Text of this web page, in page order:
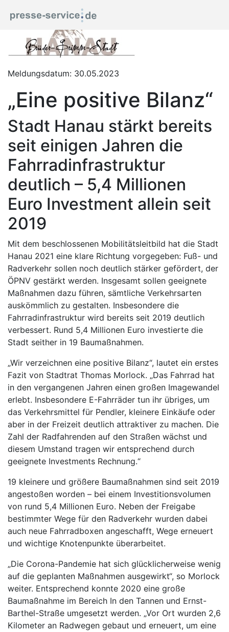
Meldungsdatum: 30.05.2023
„Eine positive Bilanz“
Stadt Hanau stärkt bereits
seit einigen Jahren die
Fahrradinfrastruktur
deutlich – 5,4 Millionen
Euro Investment allein seit
2019
Mit dem beschlossenen Mobilitätsleitbild hat die Stadt
Hanau 2021 eine klare Richtung vorgegeben: Fuß- und
Radverkehr sollen noch deutlich stärker gefördert, der
ÖPNV gestärkt werden. Insgesamt sollen geeignete
Maßnahmen dazu führen, sämtliche Verkehrsarten
auskömmlich zu gestalten. Insbesondere die
Fahrradinfrastruktur wird bereits seit 2019 deutlich
verbessert. Rund 5,4 Millionen Euro investierte die
Stadt seither in 19 Baumaßnahmen.
„Wir verzeichnen eine positive Bilanz“, lautet ein erstes
Fazit von Stadtrat Thomas Morlock. „Das Fahrrad hat
in den vergangenen Jahren einen großen Imagewandel
erlebt. Insbesondere E-Fahrräder tun ihr übriges, um
das Verkehrsmittel für Pendler, kleinere Einkäufe oder
aber in der Freizeit deutlich attraktiver zu machen. Die
Zahl der Radfahrenden auf den Straßen wächst und
diesem Umstand tragen wir entsprechend durch
geeignete Investments Rechnung.“
19 kleinere und größere Baumaßnahmen sind seit 2019
angestoßen worden – bei einem Investitionsvolumen
von rund 5,4 Millionen Euro. Neben der Freigabe
bestimmter Wege für den Radverkehr wurden dabei
auch neue Fahrradboxen angeschafft, Wege erneuert
und wichtige Knotenpunkte überarbeitet.
„Die Corona-Pandemie hat sich glücklicherweise wenig
auf die geplanten Maßnahmen ausgewirkt“, so Morlock
weiter. Entsprechend konnte 2020 eine große
Baumaßnahme im Bereich In den Tannen und Ernst-
Barthel-Straße umgesetzt werden. „Vor Ort wurden 2,6
Kilometer an Radwegen gebaut und erneuert, um eine